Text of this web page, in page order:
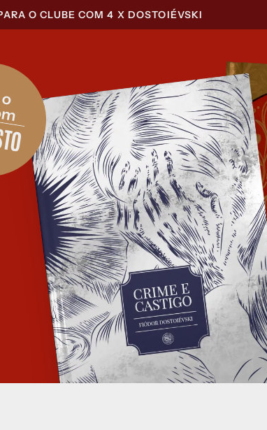
O CLUBE COM 4 X DOSTOIÉVSKI